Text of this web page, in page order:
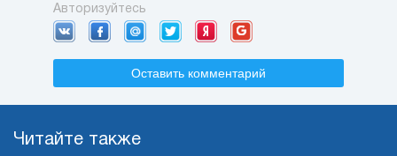
Авторизуйтесь
Оставить комментарий
Читайте также